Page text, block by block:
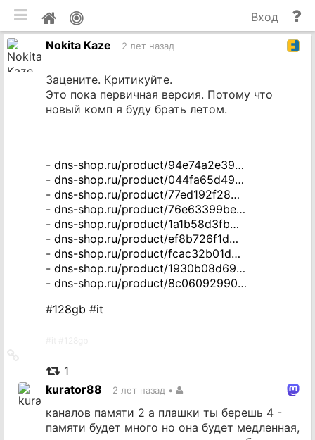
Мой
профиль
и
Вход
Nokita Kaze
2 лет назад
Зацените. Критикуйте.
Это пока первичная версия. Потому что
новый комп я буду брать летом.
- dns-shop.ru/product/94e74a2e39…
- dns-shop.ru/product/044fa65d49…
- dns-shop.ru/product/77ed192f28…
- dns-shop.ru/product/76e63399be…
- dns-shop.ru/product/1a1b58d3fb…
- dns-shop.ru/product/ef8b726f1d…
- dns-shop.ru/product/fcac32b01d…
- dns-shop.ru/product/1930b08d69…
- dns-shop.ru/product/8c06092990…
#128gb #it
источник
1
kurator88
2 лет назад •
каналов памяти 2 а плашки ты берешь 4 -
памяти будет много но она будет медленная,
мобильная версия